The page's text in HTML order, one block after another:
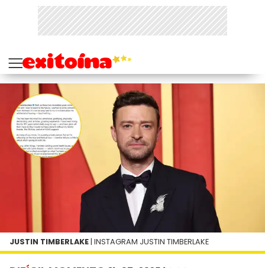
JUSTIN TIMBERLAKE | INSTAGRAM JUSTIN TIMBERLAKE